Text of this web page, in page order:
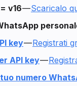
v16—Scaricalo
key—Registrati
API key—
numero